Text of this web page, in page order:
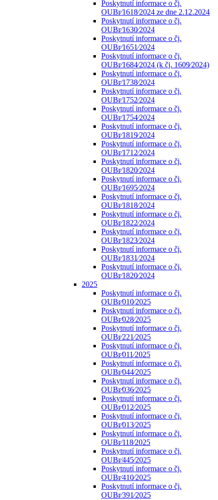
Poskytnutí informace o čj.
OUBr⁄1618⁄2024 ze dne 2.12.2024
Poskytnutí informace o čj.
OUBr⁄1630⁄2024
Poskytnutí informace o čj.
OUBr⁄1651⁄2024
Poskytnutí informace o čj.
OUBr⁄1684⁄2024 (k čj. 1609⁄2024)
Poskytnutí informace o čj.
OUBr⁄1738⁄2024
Poskytnutí informace o čj.
OUBr⁄1752⁄2024
Poskytnutí informace o čj.
OUBr⁄1754⁄2024
Poskytnutí informace o čj.
OUBr⁄1819⁄2024
Poskytnutí informace o čj.
OUBr⁄1712⁄2024
Poskytnutí informace o čj.
OUBr⁄1820⁄2024
Poskytnutí informace o čj.
OUBr⁄1695⁄2024
Poskytnutí informace o čj.
OUBr⁄1818⁄2024
Poskytnutí informace o čj.
OUBr⁄1822⁄2024
Poskytnutí informace o čj.
OUBr⁄1823⁄2024
Poskytnutí informace o čj.
OUBr⁄1831⁄2024
Poskytnutí informace o čj.
OUBr⁄1820⁄2024
2025
Poskytnutí informace o čj.
OUBr⁄010⁄2025
Poskytnutí informace o čj.
OUBr⁄028⁄2025
Poskytnutí informace o čj.
OUBr⁄221⁄2025
Poskytnutí informace o čj.
OUBr⁄011⁄2025
Poskytnutí informace o čj.
OUBr⁄044⁄2025
Poskytnutí informace o čj.
OUBr⁄036⁄2025
Poskytnutí informace o čj.
OUBr⁄012⁄2025
Poskytnutí informace o čj.
OUBr⁄013⁄2025
Poskytnutí informace o čj.
OUBr⁄118⁄2025
Poskytnutí informace o čj.
OUBr⁄445⁄2025
Poskytnutí informace o čj.
OUBr⁄410⁄2025
Poskytnutí informace o čj.
OUBr⁄391⁄2025